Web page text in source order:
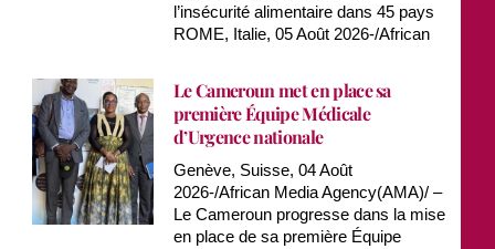
l’insécurité alimentaire dans 45 pays
ROME, Italie, 05 Août 2026-/African
Le Cameroun met en place sa
première Équipe Médicale
d’Urgence nationale
Genève, Suisse, 04 Août
2026-/African Media Agency(AMA)/ –
Le Cameroun progresse dans la mise
en place de sa première Équipe